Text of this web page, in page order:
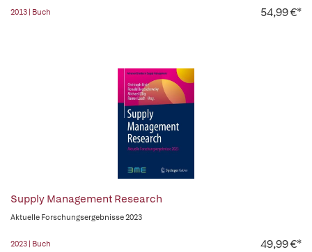
2013 | Buch 54,99 €*
Supply Management Research
Aktuelle Forschungsergebnisse 2023
2023 | Buch 49,99 €*